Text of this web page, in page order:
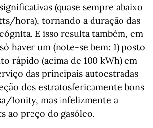
(quase sempre abaixo
hora), tornando a duração das
E isso resulta também, em
haver um (note-se bem: 1) posto
rápido (acima de 100 kWh) em
das principais autoestradas
dos estratosfericamente bons
Ionity, mas infelizmente a
ao preço do gasóleo.